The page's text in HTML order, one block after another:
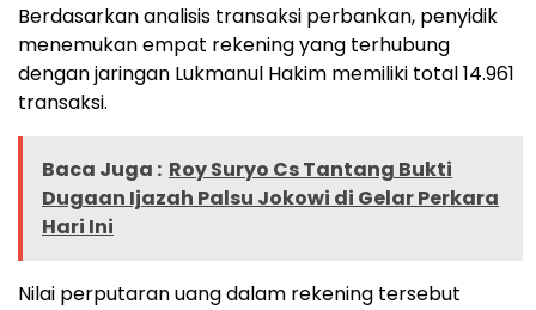
Berdasarkan analisis transaksi perbankan, penyidik
menemukan empat rekening yang terhubung
dengan jaringan Lukmanul Hakim memiliki total 14.961
transaksi.
Baca Juga : Roy Suryo Cs Tantang Bukti
Dugaan Ijazah Palsu Jokowi di Gelar Perkara
Hari Ini
Nilai perputaran uang dalam rekening tersebut